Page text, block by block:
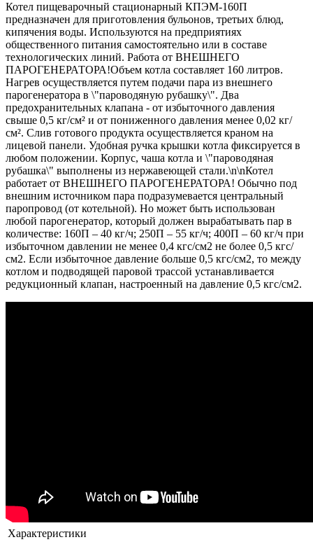
Котел пищеварочный стационарный КПЭМ-160П
предназначен для приготовления бульонов, третьих блюд,
кипячения воды. Используются на предприятиях
общественного питания самостоятельно или в составе
технологических линий. Работа от ВНЕШНЕГО
ПАРОГЕНЕРАТОРА!Объем котла составляет 160 литров.
Нагрев осуществляется путем подачи пара из внешнего
парогенератора в \"пароводяную рубашку\". Два
предохранительных клапана - от избыточного давления
свыше 0,5 кг/см² и от пониженного давления менее 0,02 кг/
см². Слив готового продукта осуществляется краном на
лицевой панели. Удобная ручка крышки котла фиксируется в
любом положении. Корпус, чаша котла и \"пароводяная
рубашка\" выполнены из нержавеющей стали.\n\nКотел
работает от ВНЕШНЕГО ПАРОГЕНЕРАТОРА! Обычно под
внешним источником пара подразумевается центральный
паропровод (от котельной). Но может быть использован
любой парогенератор, который должен вырабатывать пар в
количестве: 160П – 40 кг/ч; 250П – 55 кг/ч; 400П – 60 кг/ч при
избыточном давлении не менее 0,4 кгс/см2 не более 0,5 кгс/
см2. Если избыточное давление больше 0,5 кгс/см2, то между
котлом и подводящей паровой трассой устанавливается
редукционный клапан, настроенный на давление 0,5 кгс/см2.
Характеристики